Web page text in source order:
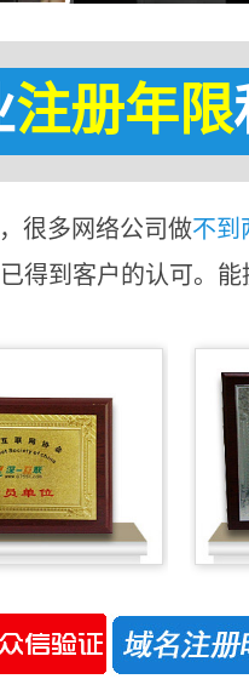
注册年限
很多网络公司做不到
得到客户的认可。